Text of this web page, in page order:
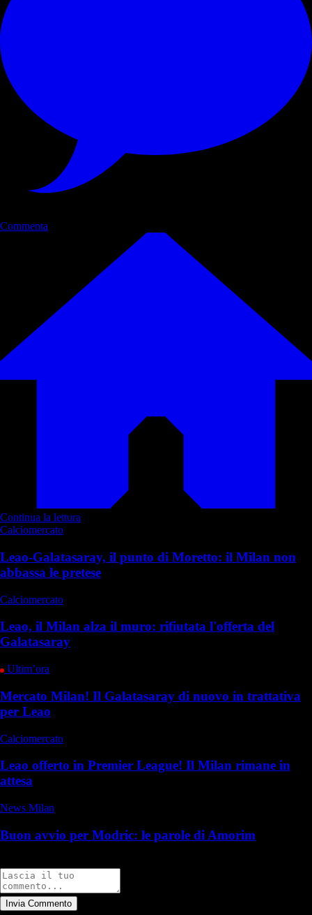
Commenta
Continua la lettura
Calciomercato
Leao-Galatasaray, il punto di Moretto: il Milan non
abbassa le pretese
Calciomercato
Leao, il Milan alza il muro: rifiutata l'offerta del
Galatasaray
Ultim’ora
Mercato Milan! Il Galatasaray di nuovo in trattativa
per Leao
Calciomercato
Leao offerto in Premier League! Il Milan rimane in
attesa
News Milan
Buon avvio per Modric: le parole di Amorim
Invia Commento